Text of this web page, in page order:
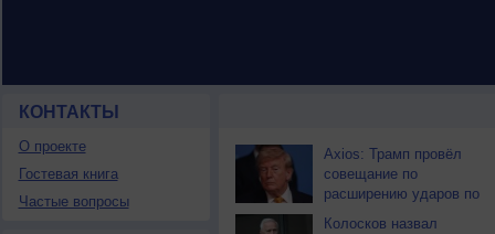
КОНТАКТЫ
О проекте
Гостевая книга
Частые вопросы
НОВОСТИ ПАРТНЕРОВ
Axios: Трамп провёл
совещание по
расширению ударов по
Ирану
Колосков назвал